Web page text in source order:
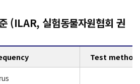
(ILAR, 실험동물자원협회 권
Test method